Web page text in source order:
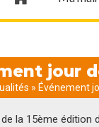
jour
» Événement
la 15ème édition